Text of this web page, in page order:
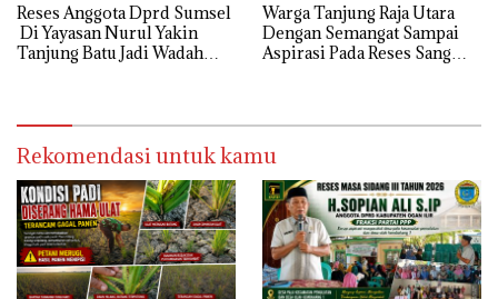
Reses Anggota Dprd Sumsel
Di Yayasan Nurul Yakin
Tanjung Batu Jadi Wadah
Warga Tanjung Raja Utara
Dengan Semangat Sampai
Aspirasi Pada Reses Sang
Segera di realisaikan
Rekomendasi untuk kamu